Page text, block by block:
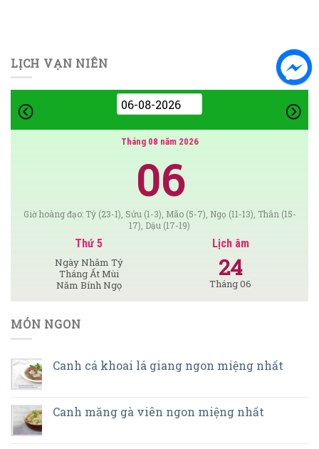
LỊCH VẠN NIÊN
Tháng 08 năm 2026
06
Giờ hoàng đạo: Tý (23-1), Sửu (1-3), Mão (5-7), Ngọ (11-13), Thân (15-
17), Dậu (17-19)
Thứ 5
Ngày Nhâm Tý
Tháng Ất Mùi
Năm Bính Ngọ
Lịch âm
24
Tháng 06
MÓN NGON
Canh cá khoai lá giang ngon miệng nhất
Canh măng gà viên ngon miệng nhất